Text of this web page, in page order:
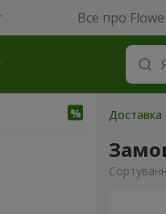
Все про
Доставка